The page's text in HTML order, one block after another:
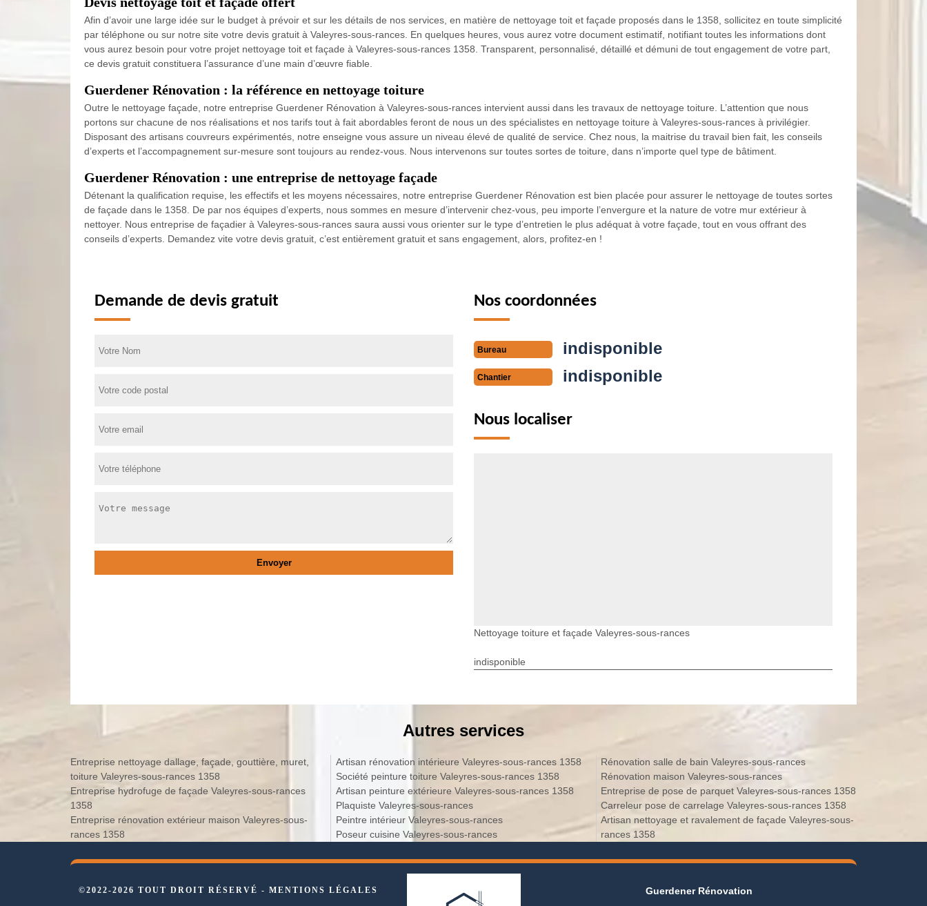
Afin d’avoir une large idée sur le budget à prévoir et sur les détails de nos services, en matière de nettoyage toit et façade proposés dans le 1358, sollicitez en toute simplicité
par téléphone ou sur notre site votre devis gratuit à Valeyres-sous-rances. En quelques heures, vous aurez votre document estimatif, notifiant toutes les informations dont
vous aurez besoin pour votre projet nettoyage toit et façade à Valeyres-sous-rances 1358. Transparent, personnalisé, détaillé et démuni de tout engagement de votre part,
ce devis gratuit constituera l’assurance d’une main d’œuvre fiable.
Guerdener Rénovation : la référence en nettoyage toiture
Outre le nettoyage façade, notre entreprise Guerdener Rénovation à Valeyres-sous-rances intervient aussi dans les travaux de nettoyage toiture. L’attention que nous
portons sur chacune de nos réalisations et nos tarifs tout à fait abordables feront de nous un des spécialistes en nettoyage toiture à Valeyres-sous-rances à privilégier.
Disposant des artisans couvreurs expérimentés, notre enseigne vous assure un niveau élevé de qualité de service. Chez nous, la maitrise du travail bien fait, les conseils
d’experts et l’accompagnement sur-mesure sont toujours au rendez-vous. Nous intervenons sur toutes sortes de toiture, dans n’importe quel type de bâtiment.
Guerdener Rénovation : une entreprise de nettoyage façade
Détenant la qualification requise, les effectifs et les moyens nécessaires, notre entreprise Guerdener Rénovation est bien placée pour assurer le nettoyage de toutes sortes
de façade dans le 1358. De par nos équipes d’experts, nous sommes en mesure d’intervenir chez-vous, peu importe l’envergure et la nature de votre mur extérieur à
nettoyer. Nous entreprise de façadier à Valeyres-sous-rances saura aussi vous orienter sur le type d’entretien le plus adéquat à votre façade, tout en vous offrant des
conseils d’experts. Demandez vite votre devis gratuit, c’est entièrement gratuit et sans engagement, alors, profitez-en !
Demande de devis gratuit Nos coordonnées
Bureau indisponible
Chantier indisponible
Nous localiser
Nettoyage toiture et façade Valeyres-sous-rances
indisponible
Autres services
Entreprise nettoyage dallage, façade, gouttière, muret,
toiture Valeyres-sous-rances 1358
Entreprise hydrofuge de façade Valeyres-sous-rances
1358
Entreprise rénovation extérieur maison Valeyres-sous-
rances 1358
Artisan rénovation intérieure Valeyres-sous-rances 1358
Société peinture toiture Valeyres-sous-rances 1358
Artisan peinture extérieure Valeyres-sous-rances 1358
Plaquiste Valeyres-sous-rances
Peintre intérieur Valeyres-sous-rances
Poseur cuisine Valeyres-sous-rances
Rénovation salle de bain Valeyres-sous-rances
Rénovation maison Valeyres-sous-rances
Entreprise de pose de parquet Valeyres-sous-rances 1358
Carreleur pose de carrelage Valeyres-sous-rances 1358
Artisan nettoyage et ravalement de façade Valeyres-sous-
rances 1358
©2022-2026 TOUT DROIT RÉSERVÉ - MENTIONS LÉGALES Guerdener Rénovation